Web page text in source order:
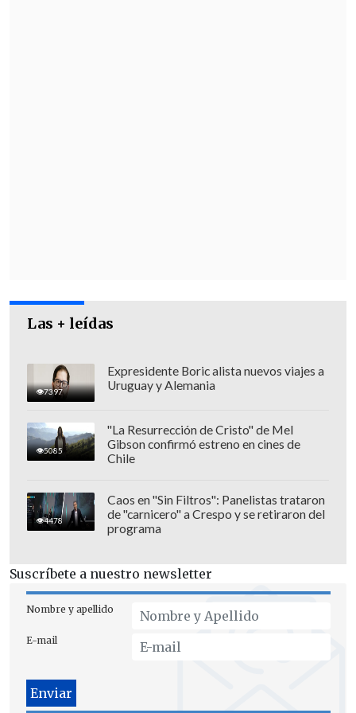
Yo me agarré al Toto nomás", dijo de
entrada Belén Mora en el programa "Que
visto besos entre él y mujeres en el
estudio.
"No, que yo haya visto. Entre nosotros
nos besuqueabamos pero en rutinas,
pero con el Kike no.
vez", aclaró Mora.
Complementó que "o quizás vio a
alguien darle un beso al Kike. Yo nunca
besuquearse. Del resto ni idea. Como
tampoco fui a todos los carretes, solo los
Las + leídas
7397
Expresidente Boric alista nuevos viajes a
Uruguay y Alemania
5085
"La Resurrección de Cristo" de Mel
Gibson confirmó estreno en cines de
Chile
4478
Caos en "Sin Filtros": Panelistas trataron
de "carnicero" a Crespo y se retiraron del
programa
Suscríbete a nuestro newsletter
Nombre y apellido
E-mail